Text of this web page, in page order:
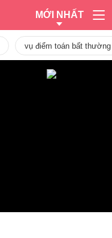
MỚI NHẤT
vụ điểm toán bất